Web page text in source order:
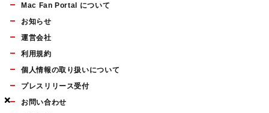
×
×
×
Mac Fan Portal について
お知らせ
運営会社
利用規約
個人情報の取り扱いについて
プレスリリース受付
お問い合わせ